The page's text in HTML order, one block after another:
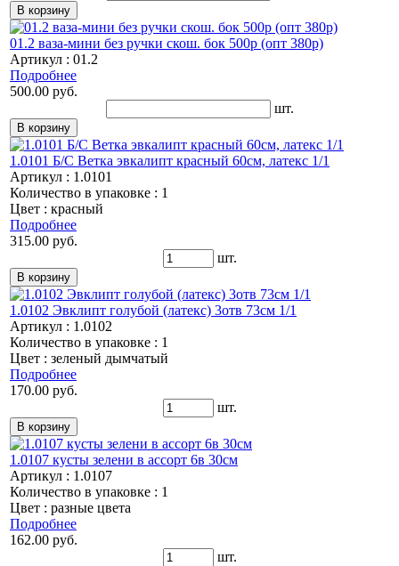
01.2 ваза-мини без ручки скош. бок 500р (опт 380р)
Артикул : 01.2
Подробнее
500.00 руб.
шт.
1.0101 Б/С Ветка эвкалипт красный 60см, латекс 1/1
Артикул : 1.0101
Количество в упаковке : 1
Цвет : красный
Подробнее
315.00 руб.
шт.
1.0102 Эвклипт голубой (латекс) 3отв 73см 1/1
Артикул : 1.0102
Количество в упаковке : 1
Цвет : зеленый дымчатый
Подробнее
170.00 руб.
шт.
1.0107 кусты зелени в ассорт 6в 30см
Артикул : 1.0107
Количество в упаковке : 1
Цвет : разные цвета
Подробнее
162.00 руб.
шт.